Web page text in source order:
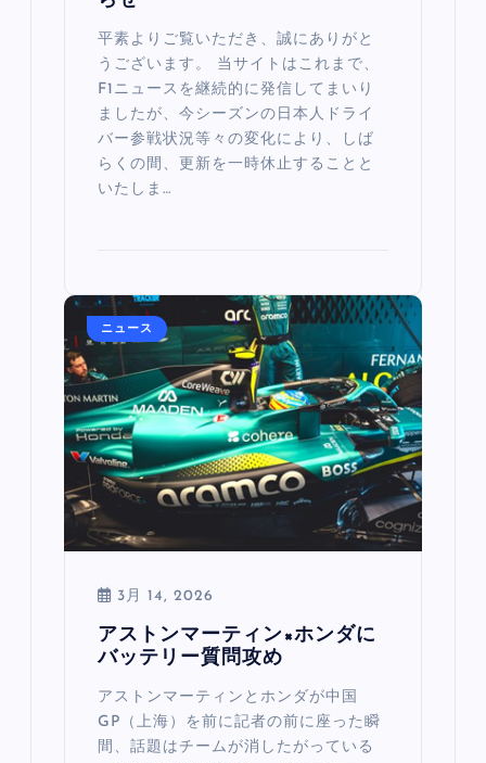
平素よりご覧いただき、誠にありがと
うございます。 当サイトはこれまで、
F1ニュースを継続的に発信してまいり
ましたが、今シーズンの日本人ドライ
バー参戦状況等々の変化により、しば
らくの間、更新を一時休止することと
いたしま…
ニュース
3月 14, 2026
アストンマーティン×ホンダに
バッテリー質問攻め
アストンマーティンとホンダが中国
GP（上海）を前に記者の前に座った瞬
間、話題はチームが消したがっている